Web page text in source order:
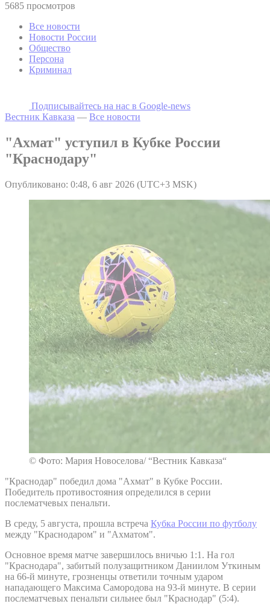
5685 просмотров
Все новости
Новости России
Общество
Персона
Криминал
Подписывайтесь на наc в Google-news
Вестник Кавказа — Все новости
"Ахмат" уступил в Кубке России
"Краснодару"
Опубликовано: 0:48, 6 авг 2026 (UTC+3 MSK)
© Фото: Мария Новоселова/ “Вестник Кавказа“
"Краснодар" победил дома "Ахмат" в Кубке России.
Победитель противостояния определился в серии
послематчевых пенальти.
В среду, 5 августа, прошла встреча Кубка России по футболу
между "Краснодаром" и "Ахматом".
Основное время матче завершилось вничью 1:1. На гол
"Краснодара", забитый полузащитником Даниилом Уткиным
на 66-й минуте, грозненцы ответили точным ударом
нападающего Максима Самородова на 93-й минуте. В серии
послематчевых пенальти сильнее был "Краснодар" (5:4).